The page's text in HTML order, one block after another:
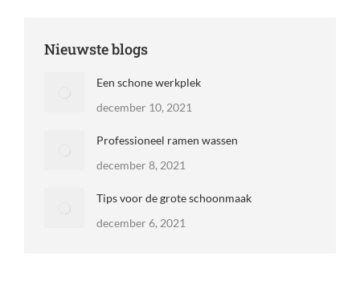
Nieuwste blogs
Een schone werkplek
december 10, 2021
Professioneel ramen wassen
december 8, 2021
Tips voor de grote schoonmaak
december 6, 2021